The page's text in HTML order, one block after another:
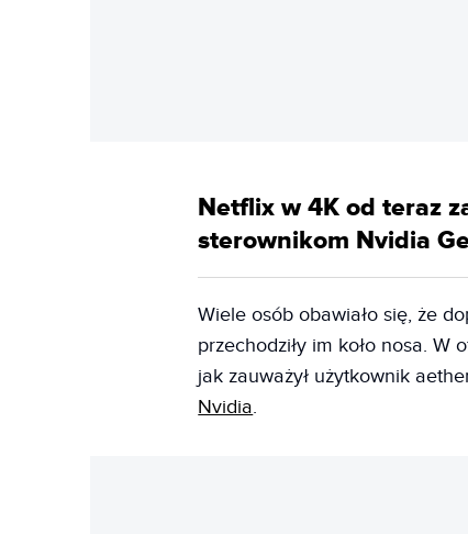
Netflix w 4K od teraz
sterownikom Nvidia
Wiele osób obawiało się, że
przechodziły im koło nosa. W
jak zauważył użytkownik
Nvidia.